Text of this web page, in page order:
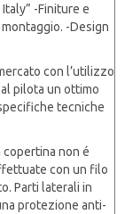
-Finiture e
-Design
con l’utilizzo
pilota un ottimo
tecniche
copertina non é
con un filo
Parti laterali in
protezione anti-